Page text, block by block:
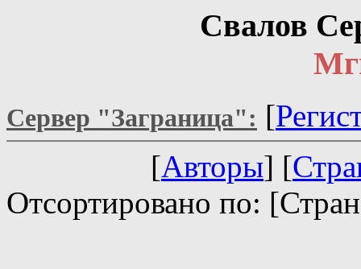
Свалов
Сервер "Заграница": [
[Авторы] [
Отсортировано по: